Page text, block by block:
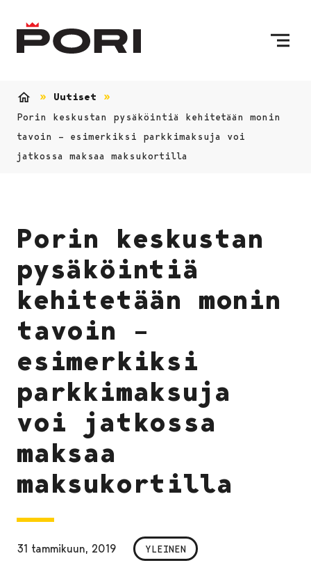
Uutiset
Porin keskustan pysäköintiä kehitetään monin
tavoin – esimerkiksi parkkimaksuja voi
jatkossa maksaa maksukortilla
Porin keskustan
pysäköintiä
kehitetään monin
tavoin –
esimerkiksi
parkkimaksuja
voi jatkossa
maksaa
maksukortilla
31 tammikuun, 2019 YLEINEN